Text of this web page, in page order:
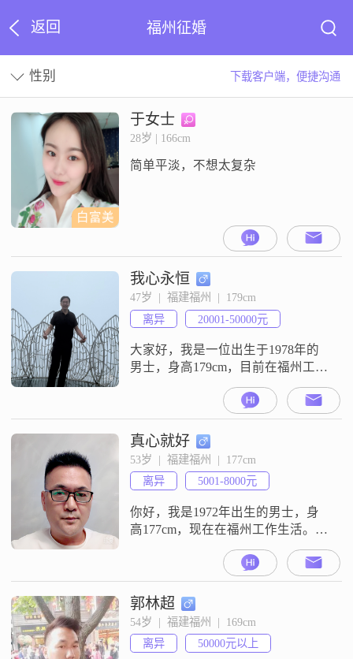
返回 福州征婚
性别 下载客户端，便捷沟通
白富美
于女士
28岁 | 166cm
简单平淡，不想太复杂
我心永恒
47岁  |  福建福州  |  179cm
离异
20001-50000元
大家好，我是一位出生于1978年的
男士，身高179cm，目前在福州工
作。我的月收入在12001到20000元
之间，拥有大学本科学历。在性格
方面，我自认为是一个稳重可靠的
人，做事有自己的原则，不会轻易
动摇。我也喜欢用幽默的方式与人
交流，让气氛更加轻松愉快。我自
信果断，外向健谈，善于与人沟
通。责任感强，无论是对工作还是
对家
真心就好
53岁  |  福建福州  |  177cm
离异
5001-8000元
你好，我是1972年出生的男士，身
高177cm，现在在福州工作生活。我
的学历是高中及以下，目前的月收
入在5001到8000元这个区间。关于
我的性格，我是一个把信任看得特
别重的人，我觉得人与人之间相
处，信任是基础，没有信任的话，
很多事情都没法往下走。我这个人
爱憎分明，喜欢就是喜欢，不喜欢
郭林超
54岁  |  福建福州  |  169cm
离异
50000元以上